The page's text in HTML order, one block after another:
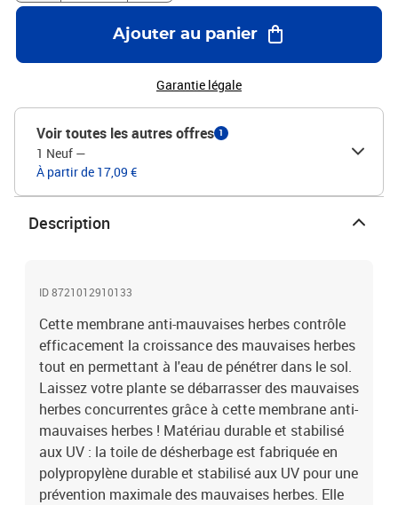
anti-mauvaises herbes pour le jardin ou l'aménagement paysager,
sous les lits surélevés, le paillis, les chemins de gravier, les allées,
les voies d'accès, les terrasses, les gravillons, les galets, les
pelouses artificielles, les patios pour supprimer et contrôler la
croissance des mauvaises herbes. Bon à savoir :Le produit est
Matériau : 100% polypropylène (PP)Dimensions : 1,5 x 10 m (l x
L)Avec des rayures vertes (tous les 20 cm)60 g/m²
Ajouter au panier
Garantie légale
Voir toutes les autres offres 1
1 Neuf —
À partir de 17,09 €
Description
ID 8721012910133
Cette membrane anti-mauvaises herbes contrôle
efficacement la croissance des mauvaises herbes
tout en permettant à l'eau de pénétrer dans le sol.
Laissez votre plante se débarrasser des mauvaises
herbes concurrentes grâce à cette membrane anti-
mauvaises herbes ! Matériau durable et stabilisé
aux UV : la toile de désherbage est fabriquée en
polypropylène durable et stabilisé aux UV pour une
prévention maximale des mauvaises herbes. Elle